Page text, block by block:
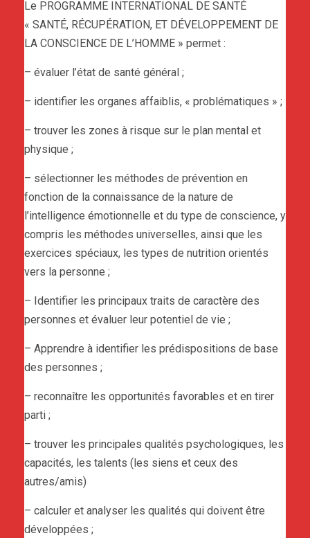
Le PROGRAMME INTERNATIONAL DE SANTÉ
« SANTÉ, RÉCUPÉRATION, ET DÉVELOPPEMENT DE
LA CONSCIENCE DE L’HOMME » permet :
– évaluer l’état de santé général ;
– identifier les organes affaiblis, « problématiques » ;
– trouver les zones à risque sur le plan mental et
physique ;
– sélectionner les méthodes de prévention en
fonction de la connaissance de la nature de
l’intelligence émotionnelle et du type de conscience, y
compris les méthodes universelles, ainsi que les
exercices spéciaux, les types de nutrition orientés
vers la personne ;
– Identifier les principaux traits de caractère des
personnes et évaluer leur potentiel de vie ;
– Apprendre à identifier les prédispositions de base
des personnes ;
– reconnaître les opportunités favorables et en tirer
parti ;
– trouver les principales qualités psychologiques, les
capacités, les talents (les siens et ceux des
autres/amis)
– calculer et analyser les qualités qui doivent être
développées ;